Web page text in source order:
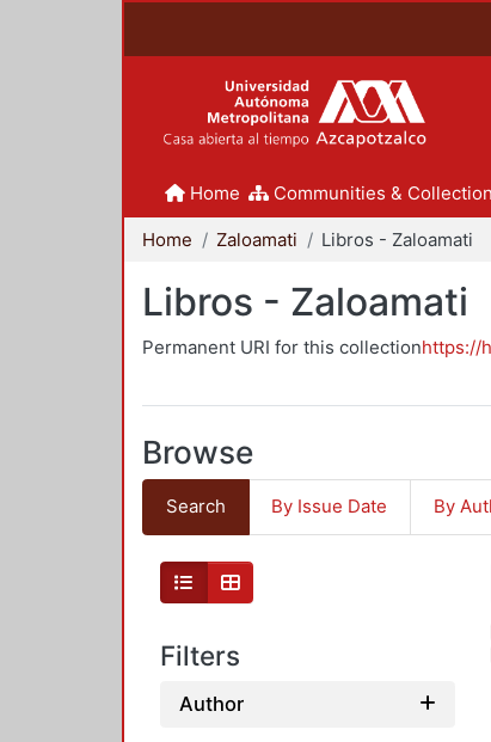
Home Communities &
Home Zaloamati Libros - Zaloamati
Libros - Zaloamati
Permanent URI for this collectionhttps://
Browse
Search By Issue Date By
Filters
Author